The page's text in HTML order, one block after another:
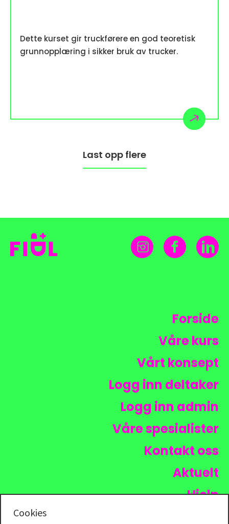
Dette kurset gir truckførere en god teoretisk
grunnopplæring i sikker bruk av trucker.
Last opp flere
Forside
Våre kurs
Vårt konsept
Logg inn deltaker
Logg inn admin
Våre spesialister
Kontakt oss
Aktuelt
Hjelp
Cookies